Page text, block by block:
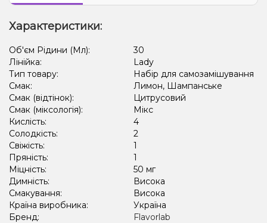
Характеристики:
Об'єм Рідини (Мл):
30
Лінійка:
Lady
Тип товару:
Набір для самозамішування
Смак:
Лимон, Шампанське
Смак (відтінок):
Цитрусовий
Смак (міксологія):
Мікс
Кислість:
4
Солодкість:
2
Свіжість:
1
Пряність:
1
Міцність:
50 мг
Димність:
Висока
Смакування:
Висока
Країна виробника:
Україна
Бренд:
Flavorlab